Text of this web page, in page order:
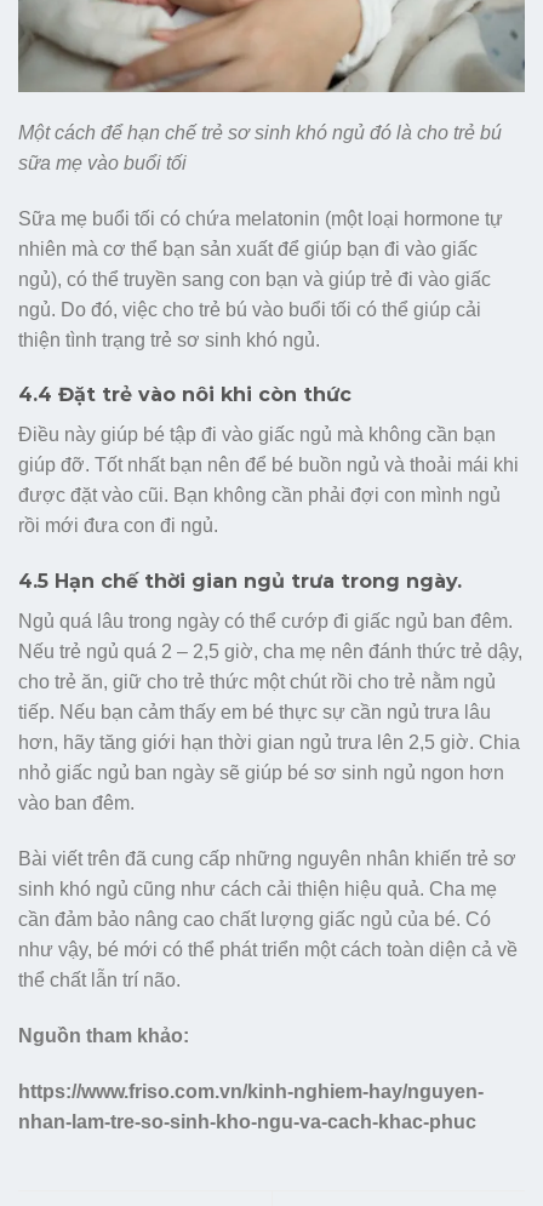
Một cách để hạn chế trẻ sơ sinh khó ngủ đó là cho trẻ bú
sữa mẹ vào buổi tối
Sữa mẹ buổi tối có chứa melatonin (một loại hormone tự
nhiên mà cơ thể bạn sản xuất để giúp bạn đi vào giấc
ngủ), có thể truyền sang con bạn và giúp trẻ đi vào giấc
ngủ. Do đó, việc cho trẻ bú vào buổi tối có thể giúp cải
thiện tình trạng trẻ sơ sinh khó ngủ.
4.4 Đặt trẻ vào nôi khi còn thức
Điều này giúp bé tập đi vào giấc ngủ mà không cần bạn
giúp đỡ. Tốt nhất bạn nên để bé buồn ngủ và thoải mái khi
được đặt vào cũi. Bạn không cần phải đợi con mình ngủ
rồi mới đưa con đi ngủ.
4.5 Hạn chế thời gian ngủ trưa trong ngày.
Ngủ quá lâu trong ngày có thể cướp đi giấc ngủ ban đêm.
Nếu trẻ ngủ quá 2 – 2,5 giờ, cha mẹ nên đánh thức trẻ dậy,
cho trẻ ăn, giữ cho trẻ thức một chút rồi cho trẻ nằm ngủ
tiếp. Nếu bạn cảm thấy em bé thực sự cần ngủ trưa lâu
hơn, hãy tăng giới hạn thời gian ngủ trưa lên 2,5 giờ. Chia
nhỏ giấc ngủ ban ngày sẽ giúp bé sơ sinh ngủ ngon hơn
vào ban đêm.
Bài viết trên đã cung cấp những nguyên nhân khiến trẻ sơ
sinh khó ngủ cũng như cách cải thiện hiệu quả. Cha mẹ
cần đảm bảo nâng cao chất lượng giấc ngủ của bé. Có
như vậy, bé mới có thể phát triển một cách toàn diện cả về
thể chất lẫn trí não.
Nguồn tham khảo:
https://www.friso.com.vn/kinh-nghiem-hay/nguyen-
nhan-lam-tre-so-sinh-kho-ngu-va-cach-khac-phuc